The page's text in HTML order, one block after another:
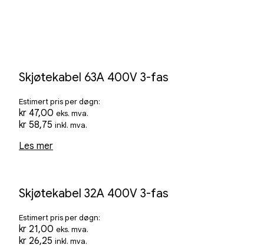
Skjøtekabel 63A 400V 3-fas
Estimert pris per døgn:
kr 47,00 eks. mva.
kr 58,75 inkl. mva.
Les mer
Skjøtekabel 32A 400V 3-fas
Estimert pris per døgn:
kr 21,00 eks. mva.
kr 26,25 inkl. mva.